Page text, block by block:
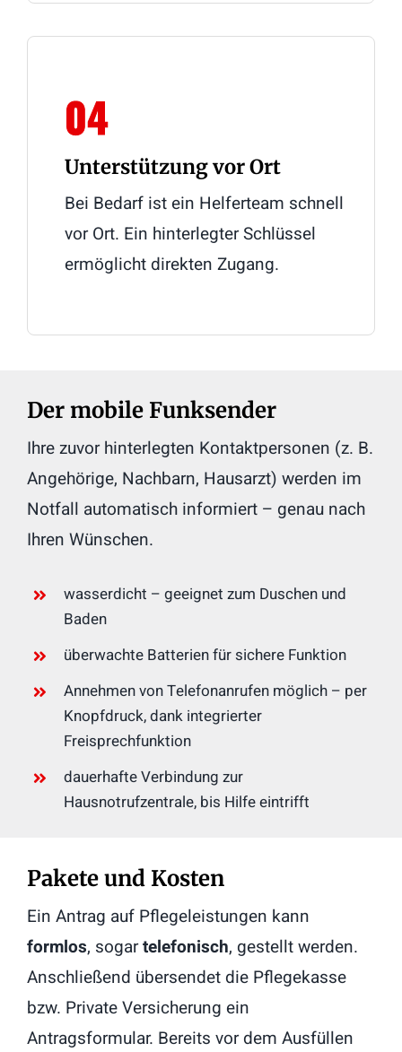
04
Unterstützung vor Ort
Bei Bedarf ist ein Helferteam schnell
vor Ort. Ein hinterlegter Schlüssel
ermöglicht direkten Zugang.
Der mobile Funksender
Ihre zuvor hinterlegten Kontaktpersonen (z. B.
Angehörige, Nachbarn, Hausarzt) werden im
Notfall automatisch informiert – genau nach
Ihren Wünschen.
wasserdicht – geeignet zum Duschen und
Baden
überwachte Batterien für sichere Funktion
Annehmen von Telefonanrufen möglich – per
Knopfdruck, dank integrierter
Freisprechfunktion
dauerhafte Verbindung zur
Hausnotrufzentrale, bis Hilfe eintrifft
Pakete und Kosten
Ein Antrag auf Pflegeleistungen kann
formlos, sogartelefonisch, gestellt werden.
Anschließend übersendet die Pflegekasse
bzw. Private Versicherung ein
Antragsformular. Bereits vor dem Ausfüllen